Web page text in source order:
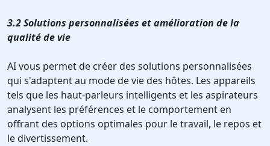
3.2 Solutions personnalisées et amélioration de la
qualité de vie
AI vous permet de créer des solutions personnalisées
qui s'adaptent au mode de vie des hôtes. Les appareils
tels que les haut-parleurs intelligents et les aspirateurs
analysent les préférences et le comportement en
offrant des options optimales pour le travail, le repos et
le divertissement.